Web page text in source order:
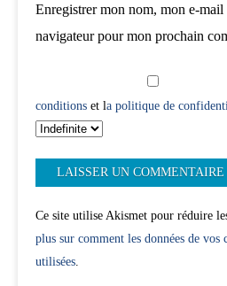
Enregistrer mon nom, mon e-
navigateur pour mon prochain
conditions et la politique de
Ce site utilise Akismet pour réduire
plus sur comment les données de vos
utilisées